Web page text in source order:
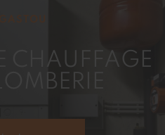
CHAUFFAGE